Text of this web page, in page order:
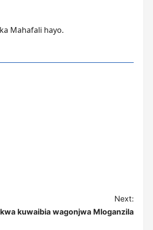
Mahafali hayo.
Next:
kuwaibia wagonjwa Mloganzila